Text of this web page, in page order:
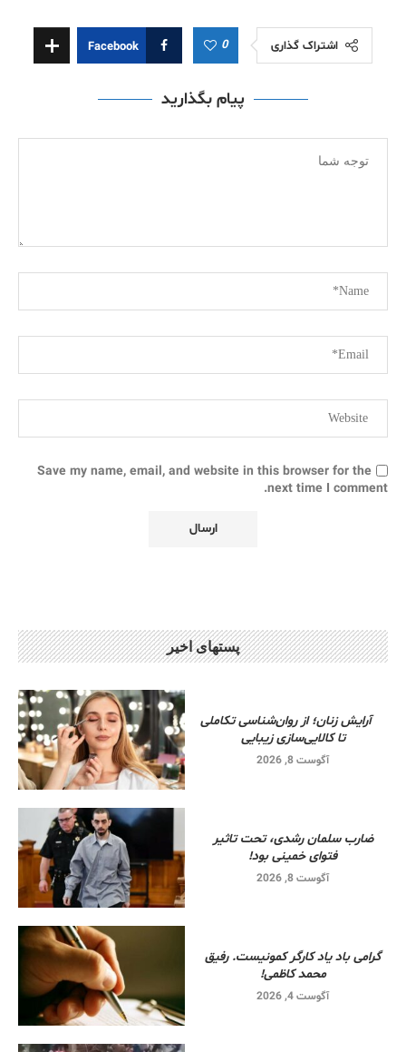
اشتراک گذاری 0
Facebook
پیام بگذارید
Save my name, email, and website in this browser for the
next time I comment.
پستهای اخیر
آرایش زنان؛ از روان‌شناسی تکاملی
تا کالایی‌سازی زیبایی
آگوست 8, 2026
ضارب سلمان رشدی، تحت تاثیر
فتوای خمینی بود!
آگوست 8, 2026
گرامی باد یاد کارگر کمونیست. رفیق
محمد کاظمی!
آگوست 4, 2026